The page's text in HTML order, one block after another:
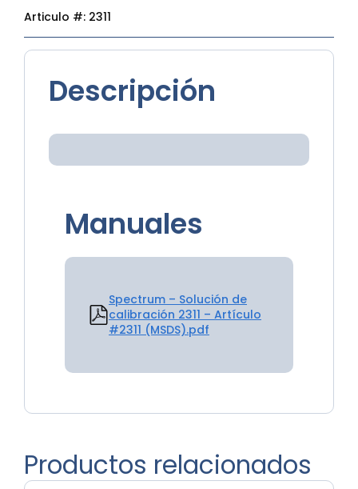
Articulo #: 2311
Descripción
Manuales
Spectrum – Solución de
calibración 2311 – Artículo
#2311 (MSDS).pdf
Productos relacionados